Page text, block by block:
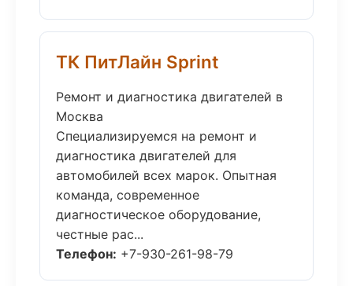
ТК ПитЛайн Sprint
Ремонт и диагностика двигателей в
Москва
Специализируемся на ремонт и
диагностика двигателей для
автомобилей всех марок. Опытная
команда, современное
диагностическое оборудование,
честные рас...
Телефон: +7-930-261-98-79